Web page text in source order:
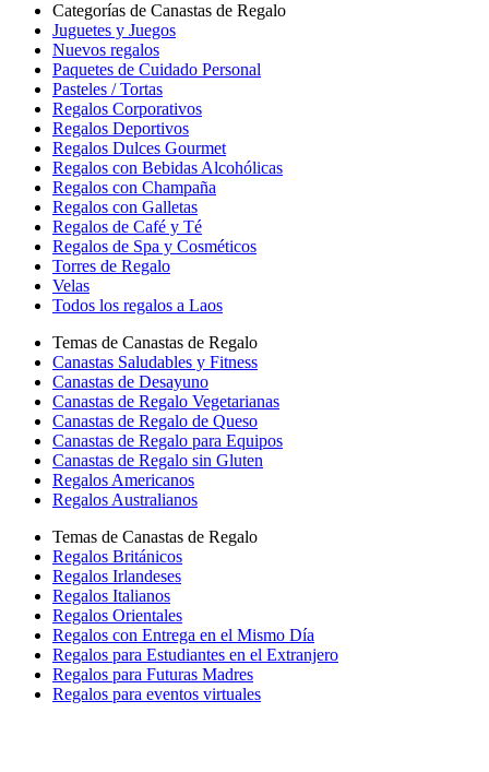
Categorías de Canastas de Regalo
Juguetes y Juegos
Nuevos regalos
Paquetes de Cuidado Personal
Pasteles / Tortas
Regalos Corporativos
Regalos Deportivos
Regalos Dulces Gourmet
Regalos con Bebidas Alcohólicas
Regalos con Champaña
Regalos con Galletas
Regalos de Café y Té
Regalos de Spa y Cosméticos
Torres de Regalo
Velas
Todos los regalos a Laos
Temas de Canastas de Regalo
Canastas Saludables y Fitness
Canastas de Desayuno
Canastas de Regalo Vegetarianas
Canastas de Regalo de Queso
Canastas de Regalo para Equipos
Canastas de Regalo sin Gluten
Regalos Americanos
Regalos Australianos
Temas de Canastas de Regalo
Regalos Británicos
Regalos Irlandeses
Regalos Italianos
Regalos Orientales
Regalos con Entrega en el Mismo Día
Regalos para Estudiantes en el Extranjero
Regalos para Futuras Madres
Regalos para eventos virtuales